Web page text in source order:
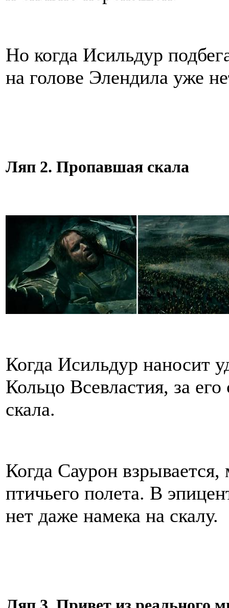
Но когда Исильдур
на голове Элендила уже
Ляп 2. Пропавшая скала
Когда Исильдур наносит
Кольцо Всевластия, за
скала.
Когда Саурон
птичьего полета. В
нет даже намека на скалу.